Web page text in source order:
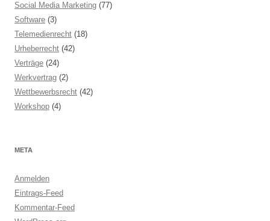
Social Media Marketing (77)
Software (3)
Telemedienrecht (18)
Urheberrecht (42)
Verträge (24)
Werkvertrag (2)
Wettbewerbsrecht (42)
Workshop (4)
META
Anmelden
Eintrags-Feed
Kommentar-Feed